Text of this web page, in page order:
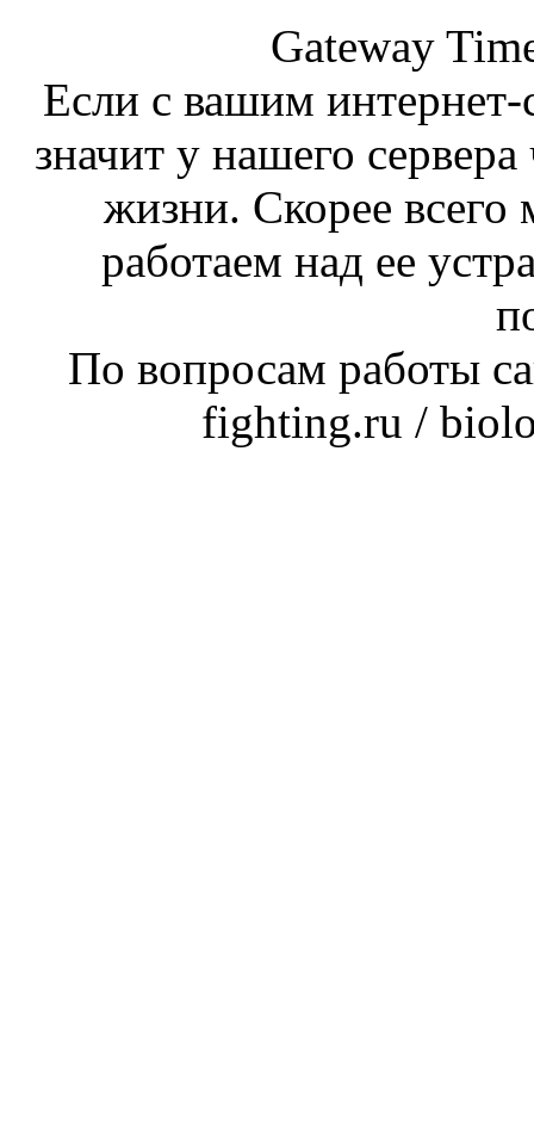
Gateway
Если с вашим интернет-
значит у нашего
жизни. Скорее
работаем над ее
По вопросам работы
fighting.ru /